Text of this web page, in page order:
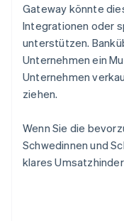
Gateway könnte
Integrationen oder
unterstützen.
Unternehmen ein
Unternehmen
ziehen.
Wenn Sie die
Schwedinnen und
klares